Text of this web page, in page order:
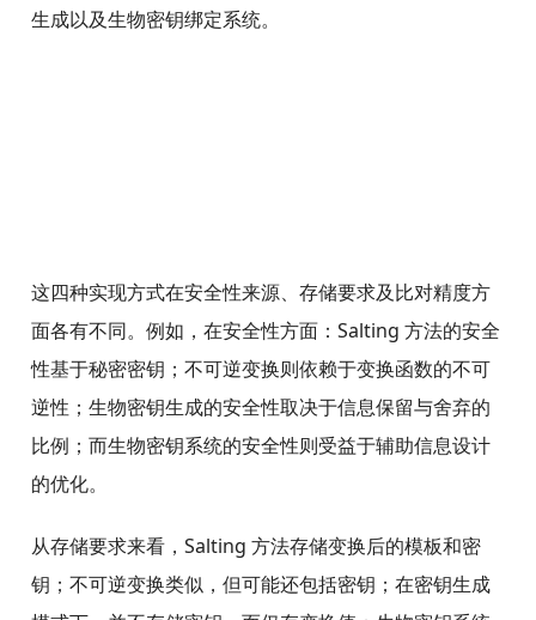
生成以及生物密钥绑定系统。
这四种实现方式在安全性来源、存储要求及比对精度方
面各有不同。例如，在安全性方面：Salting 方法的安全
性基于秘密密钥；不可逆变换则依赖于变换函数的不可
逆性；生物密钥生成的安全性取决于信息保留与舍弃的
比例；而生物密钥系统的安全性则受益于辅助信息设计
的优化。
从存储要求来看，Salting 方法存储变换后的模板和密
钥；不可逆变换类似，但可能还包括密钥；在密钥生成